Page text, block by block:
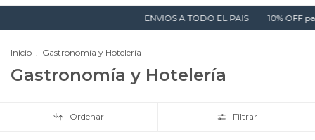
ENVIOS A TODO EL PAIS 10% OFF pagando
Inicio . Gastronomía y Hotelería
Gastronomía y Hotelería
Ordenar Filtrar